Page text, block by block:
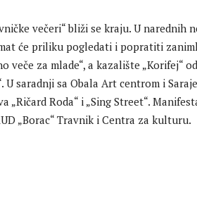
večeri“ bliži se kraju. U narednih
će priliku pogledati i popratiti
veče za mlade“, a kazalište „Korifej“
U saradnji sa Obala Art centrom i
Roda“ i „Sing Street“.
„Borac“ Travnik i Centra za kulturu.